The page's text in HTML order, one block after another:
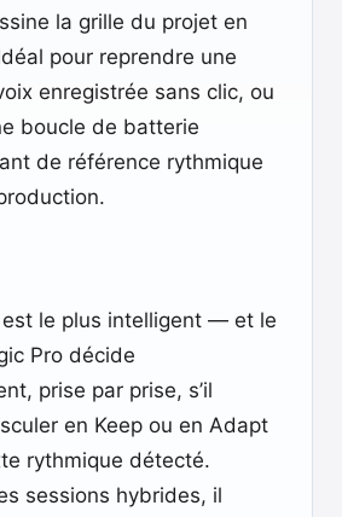
la grille du projet en
pour reprendre une
enregistrée sans clic, ou
boucle de batterie
de référence rythmique
est le plus intelligent — et le
Pro décide
prise par prise, s’il
en Keep ou en Adapt
rythmique détecté.
sessions hybrides, il